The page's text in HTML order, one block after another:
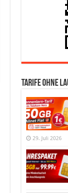
Tarife ohne
29. Juli 2026